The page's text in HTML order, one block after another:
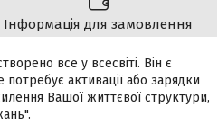
Інформація для замовлення
все у всесвіті. Він є
активації або зарядки
Вашої життєвої структури,